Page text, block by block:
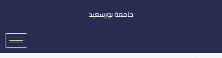
جامعة بورسعيد